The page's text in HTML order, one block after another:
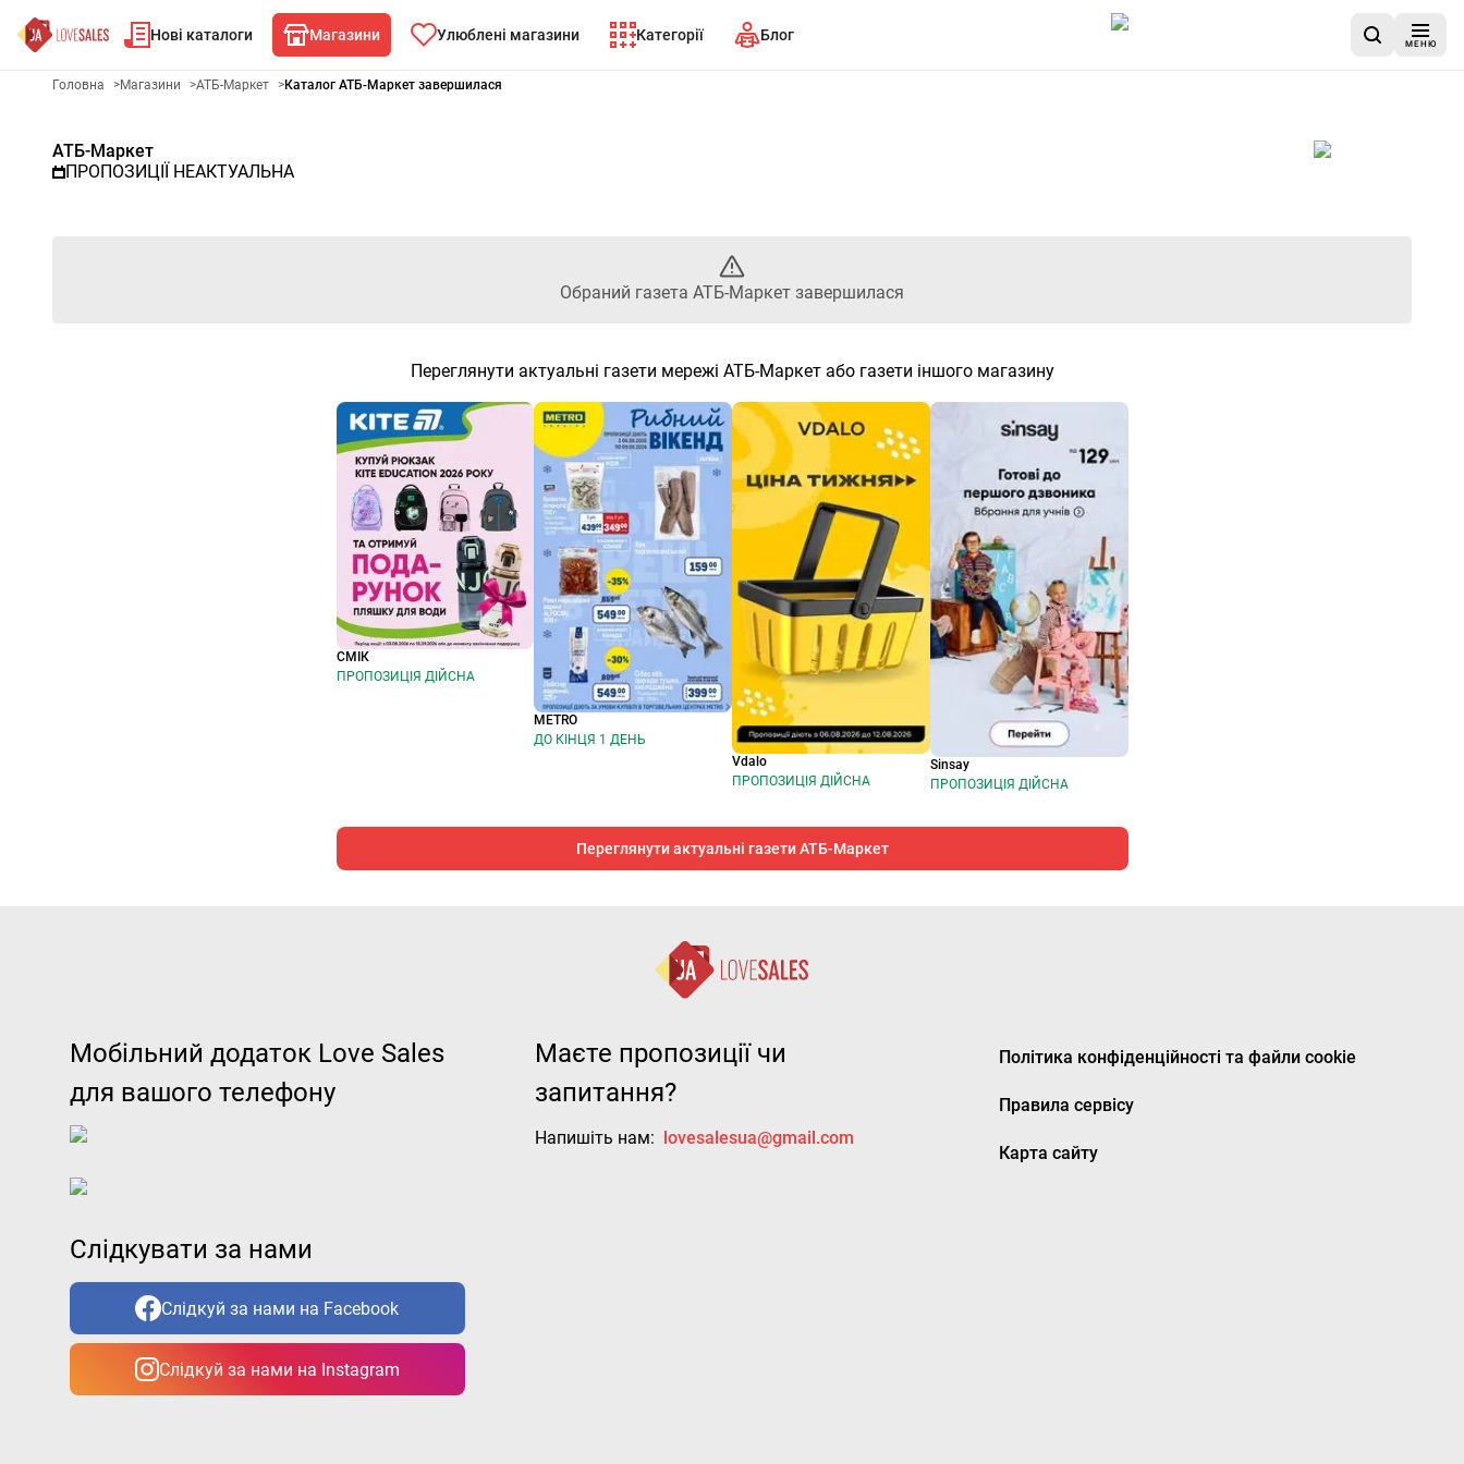
Нові каталоги Магазини Улюблені магазини Категорії Блог
МЕНЮ
Рекламна газета АТБ-Маркет - Обраний газета АТБ-Маркет завершилася
Головна >Магазини >АТБ-Маркет >Каталог АТБ-Маркет завершилася
АТБ-Маркет
ПРОПОЗИЦІЇ НЕАКТУАЛЬНА
Обраний газета АТБ-Маркет завершилася
Переглянути актуальні газети мережі АТБ-Маркет або газети іншого магазину
СМІК
ПРОПОЗИЦІЯ ДІЙСНА
METRO
ДО КІНЦЯ 1 ДЕНЬ
Vdalo
ПРОПОЗИЦІЯ ДІЙСНА
Sinsay
ПРОПОЗИЦІЯ ДІЙСНА
Переглянути актуальні газети АТБ-Маркет
Мобільний додаток Love Sales
для вашого телефону
Слідкувати за нами
Слідкуй за нами на Facebook
Слідкуй за нами на Instagram
Маєте пропозиції чи
запитання?
Напишіть нам: lovesalesua@gmail.com
Політика конфіденційності та файли cookie
Правила сервісу
Карта сайту